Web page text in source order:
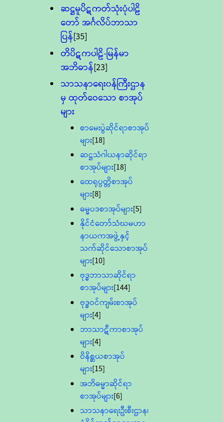
ဆဋ္ဌမူပိဋကတ်သုံးပုံပါဠိ
တော် အင်္ဂလိပ်ဘာသာ
ပြန်[35]
တိပိဋကပါဠိ-မြန်မာ
အဘိဓာန်[23]
သာသနာရေး၀န်ကြီးဌာန
မှ ထုတ်ဝေသော စာအုပ်
များ
စာမေးပွဲဆိုင်ရာစာအုပ်
များ[18]
ဆဋ္ဌသံဂါယနာဆိုင်ရာ
စာအုပ်များ[18]
ထေရုပ္ပတ္တိစာအုပ်
များ[8]
ဓမ္မပဒစာအုပ်များ[5]
နိုင်ငံတော်သံဃမဟာ
နာယကအဖွဲ့နှင့်
သက်ဆိုင်သောစာအုပ်
များ[10]
ဗုဒ္ဓဘာသာဆိုင်ရာ
စာအုပ်များ[144]
ဗုဒ္ဓဝင်ကျမ်းစာအုပ်
များ[4]
ဘာသာဋီကာစာအုပ်
များ[4]
ဝိနိစ္ဆယစာအုပ်
များ[15]
အဘိဓမ္မာဆိုင်ရာ
စာအုပ်များ[6]
သာသနာရေးဦးစီးဌာန၊